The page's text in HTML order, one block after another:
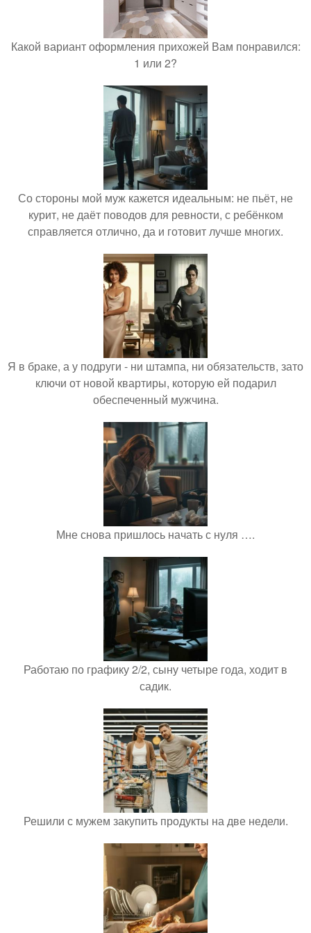
Какой вариант оформления прихожей Вам понравился:
1 или 2?
Со стороны мой муж кажется идеальным: не пьёт, не
курит, не даёт поводов для ревности, с ребёнком
справляется отлично, да и готовит лучше многих.
Я в браке, а у подруги - ни штампа, ни обязательств, зато
ключи от новой квартиры, которую ей подарил
обеспеченный мужчина.
Мне снова пришлось начать с нуля ….
Работаю по графику 2/2, сыну четыре года, ходит в
садик.
Решили с мужем закупить продукты на две недели.